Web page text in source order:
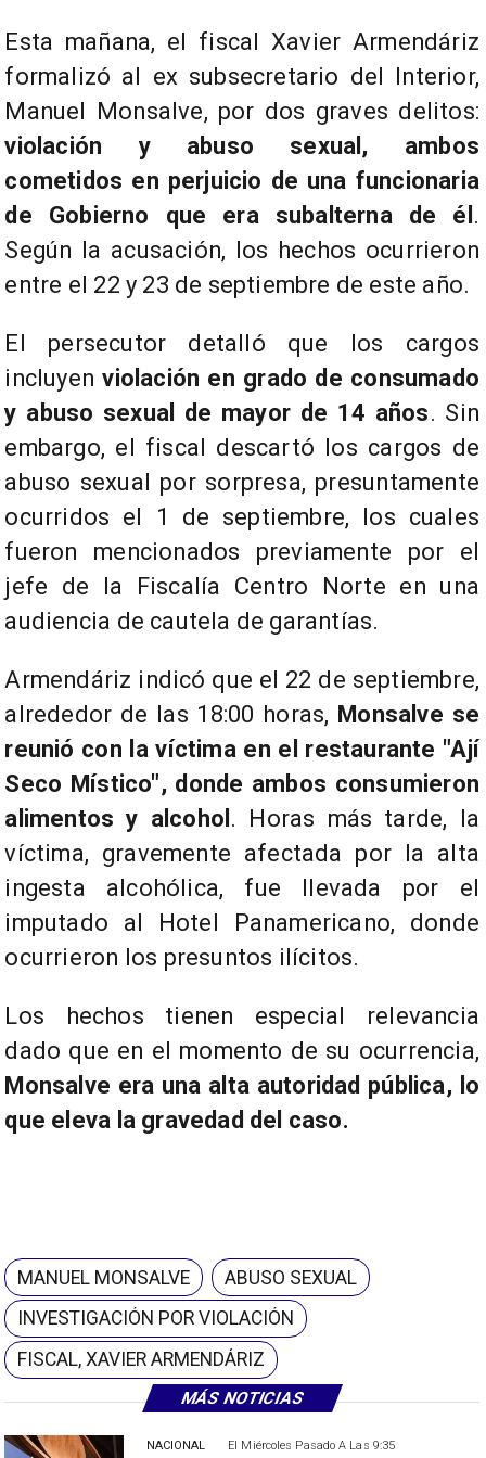
MÁS NOTICIAS
El Miércoles Pasado A Las 9:35
NACIONAL
Esta mañana, el fiscal Xavier Armendáriz
formalizó al ex subsecretario del Interior,
Manuel Monsalve, por dos graves delitos:
violación y abuso sexual, ambos
cometidos en perjuicio de una funcionaria
de Gobierno que era subalterna de él .
Según la acusación, los hechos ocurrieron
entre el 22 y 23 de septiembre de este año.
El persecutor detalló que los cargos
incluyenviolación en grado de consumado
y abuso sexual de mayor de 14 años. Sin
embargo, el fiscal descartó los cargos de
abuso sexual por sorpresa, presuntamente
ocurridos el 1 de septiembre, los cuales
fueron mencionados previamente por el
jefe de la Fiscalía Centro Norte en una
audiencia de cautela de garantías.
Armendáriz indicó que el 22 de septiembre,
alrededor de las 18:00 horas, Monsalve se
reunió con la víctima en el restaurante "Ají
Seco Místico", donde ambos consumieron
alimentos y alcohol . Horas más tarde, la
víctima, gravemente afectada por la alta
ingesta alcohólica, fue llevada por el
imputado al Hotel Panamericano, donde
ocurrieron los presuntos ilícitos.
Los hechos tienen especial relevancia
dado que en el momento de su ocurrencia,
Monsalve era una alta autoridad pública, lo
que eleva la gravedad del caso.
MANUEL MONSALVE
ABUSO SEXUAL
INVESTIGACIÓN POR VIOLACIÓN
FISCAL, XAVIER ARMENDÁRIZ